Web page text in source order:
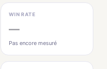
WIN RATE
—
Pas encore mesuré